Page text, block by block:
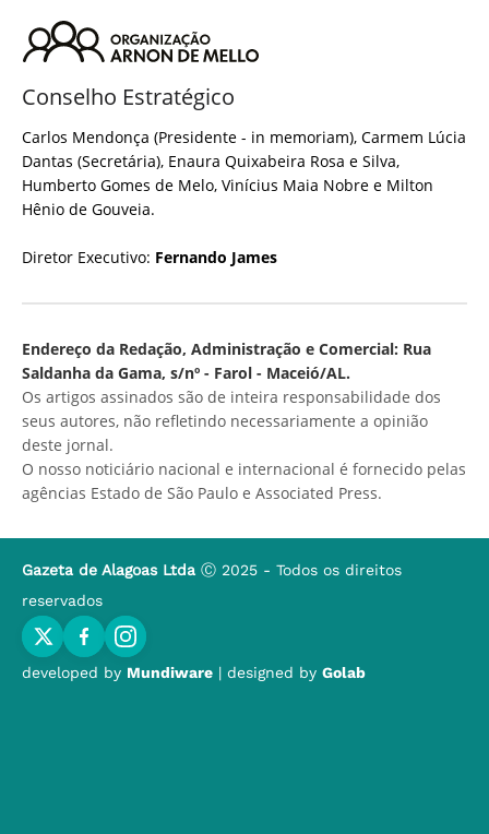
Conselho Estratégico
Carlos Mendonça (Presidente - in memoriam), Carmem Lúcia
Dantas (Secretária), Enaura Quixabeira Rosa e Silva,
Humberto Gomes de Melo, Vinícius Maia Nobre e Milton
Hênio de Gouveia.
Diretor Executivo: Fernando James
Endereço da Redação, Administração e Comercial: Rua
Saldanha da Gama, s/nº - Farol - Maceió/AL.
Os artigos assinados são de inteira responsabilidade dos
seus autores, não refletindo necessariamente a opinião
deste jornal.
O nosso noticiário nacional e internacional é fornecido pelas
agências Estado de São Paulo e Associated Press.
Gazeta de Alagoas Ltda Ⓒ 2025 - Todos os direitos
reservados
developed by Mundiware | designed by Golab